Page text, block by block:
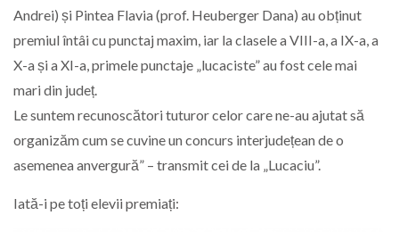
Andrei) și Pintea Flavia (prof. Heuberger Dana) au obținut
premiul întâi cu punctaj maxim, iar la clasele a VIII-a, a IX-a, a
X-a și a XI-a, primele punctaje „lucaciste” au fost cele mai
mari din județ.
Le suntem recunoscători tuturor celor care ne-au ajutat să
organizăm cum se cuvine un concurs interjudețean de o
asemenea anvergură” – transmit cei de la „Lucaciu”.
Iată-i pe toți elevii premiați: